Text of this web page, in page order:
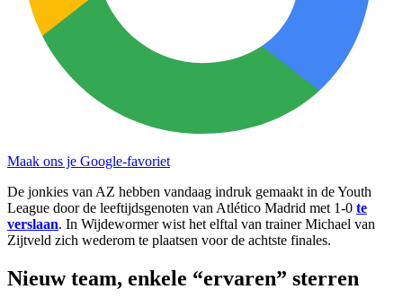
Maak ons je Google-favoriet
De jonkies van AZ hebben vandaag indruk gemaakt in de Youth
League door de leeftijdsgenoten van Atlético Madrid met 1-0 te
verslaan. In Wijdewormer wist het elftal van trainer Michael van
Zijtveld zich wederom te plaatsen voor de achtste finales.
Nieuw team, enkele “ervaren” sterren